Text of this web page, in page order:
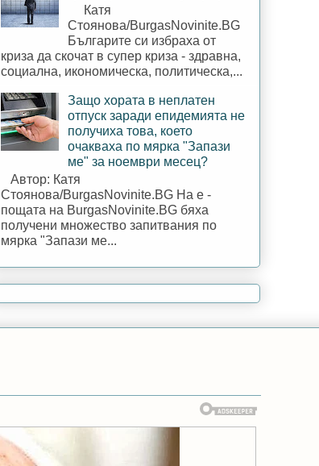
Катя
Стоянова/BurgasNovinite.BG
Българите си избраха от
криза да скочат в супер криза - здравна,
социална, икономическа, политическа,...
Защо хората в неплатен
отпуск заради епидемията не
получиха това, което
очакваха по мярка "Запази
ме" за ноември месец?
Автор: Катя
Стоянова/BurgasNovinite.BG На е -
пощата на BurgasNovinite.BG бяха
получени множество запитвания по
мярка "Запази ме...